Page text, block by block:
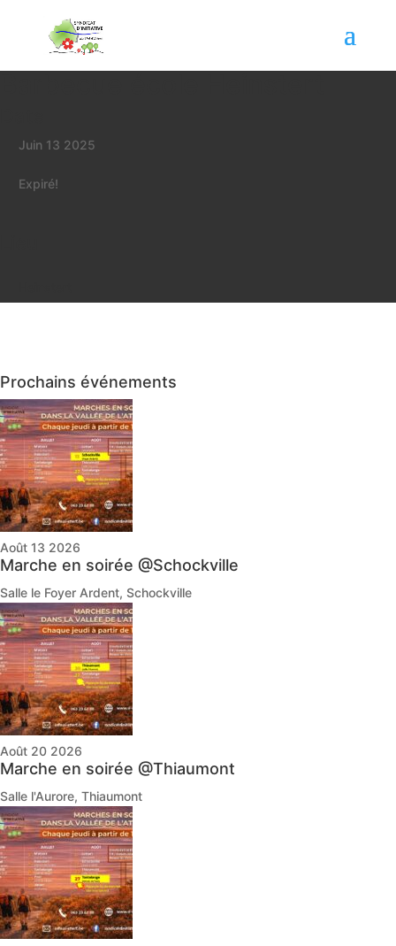
Juin 13 2025
Expiré!
Prochains événements
Août 13 2026
Marche en soirée @Schockville
Salle le Foyer Ardent, Schockville
Août 20 2026
Marche en soirée @Thiaumont
Salle l'Aurore, Thiaumont